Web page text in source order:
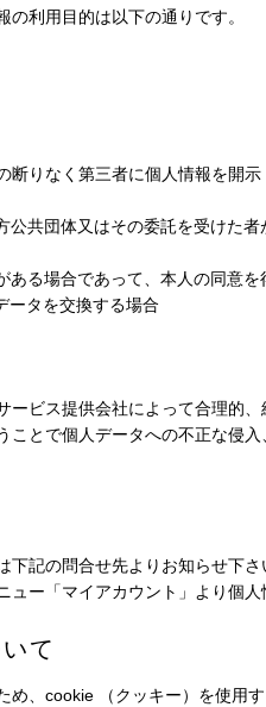
利用目的は以下の通りです。
りなく第三者に個人情報を開示
共団体又はその委託を受けた
る場合であって、本人の同意
ータを交換する場合
ービス提供会社によって合理的
ことで個人データへの不正な侵
記の問合せ先よりお知らせ下さ
ー「マイアカウント」より個人
て
め、cookie （クッキー）を使用